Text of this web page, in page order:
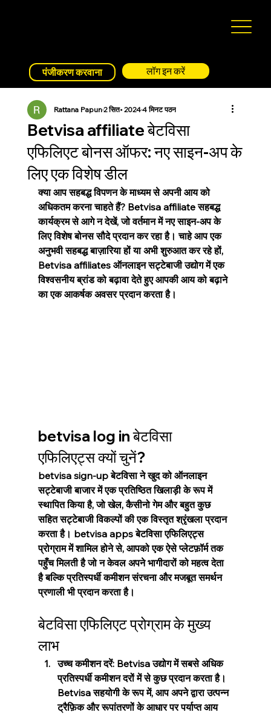
लॉग इन करें
पंजीकरण करवाना
Betvisa affiliate बेटविसा
एफिलिएट बोनस ऑफर: नए साइन-अप के
लिए एक विशेष डील
Rattana Papun2 सित॰ 20244 मिनट पठन
क्या आप सहबद्ध विपणन के माध्यम से अपनी आय को
अधिकतम करना चाहते हैं? Betvisa affiliate सहबद्ध
कार्यक्रम से आगे न देखें, जो वर्तमान में नए साइन-अप के
लिए विशेष बोनस सौदे प्रदान कर रहा है। चाहे आप एक
अनुभवी सहबद्ध बाज़ारिया हों या अभी शुरुआत कर रहे हों,
Betvisa affiliates ऑनलाइन सट्टेबाजी उद्योग में एक
विश्वसनीय ब्रांड को बढ़ावा देते हुए आपकी आय को बढ़ाने
का एक आकर्षक अवसर प्रदान करता है।
betvisa log in बेटविसा
एफिलिएट्स क्यों चुनें?
betvisa sign-up बेटविसा ने खुद को ऑनलाइन
सट्टेबाजी बाजार में एक प्रतिष्ठित खिलाड़ी के रूप में
स्थापित किया है, जो खेल, कैसीनो गेम और बहुत कुछ
सहित सट्टेबाजी विकल्पों की एक विस्तृत श्रृंखला प्रदान
करता है। betvisa apps बेटविसा एफिलिएट्स
प्रोग्राम में शामिल होने से, आपको एक ऐसे प्लेटफ़ॉर्म तक
पहुँच मिलती है जो न केवल अपने भागीदारों को महत्व देता
है बल्कि प्रतिस्पर्धी कमीशन संरचना और मजबूत समर्थन
प्रणाली भी प्रदान करता है।
बेटविसा एफिलिएट प्रोग्राम के मुख्य
लाभ
उच्च कमीशन दरें: Betvisa उद्योग में सबसे अधिक
प्रतिस्पर्धी कमीशन दरों में से कुछ प्रदान करता है।
Betvisa सहयोगी के रूप में, आप अपने द्वारा उत्पन्न
ट्रैफ़िक और रूपांतरणों के आधार पर पर्याप्त आय